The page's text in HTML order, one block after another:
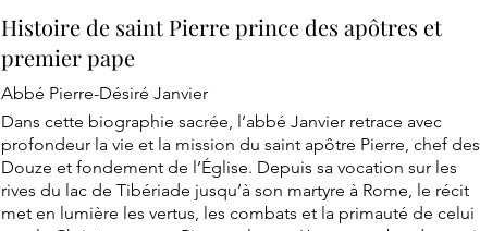
Histoire de saint Pierre prince des apôtres et
premier pape
Abbé Pierre-Désiré Janvier
Dans cette biographie sacrée, l’abbé Janvier retrace avec
profondeur la vie et la mission du saint apôtre Pierre, chef des
Douze et fondement de l’Église. Depuis sa vocation sur les
rives du lac de Tibériade jusqu’à son martyre à Rome, le récit
met en lumière les vertus, les combats et la primauté de celui